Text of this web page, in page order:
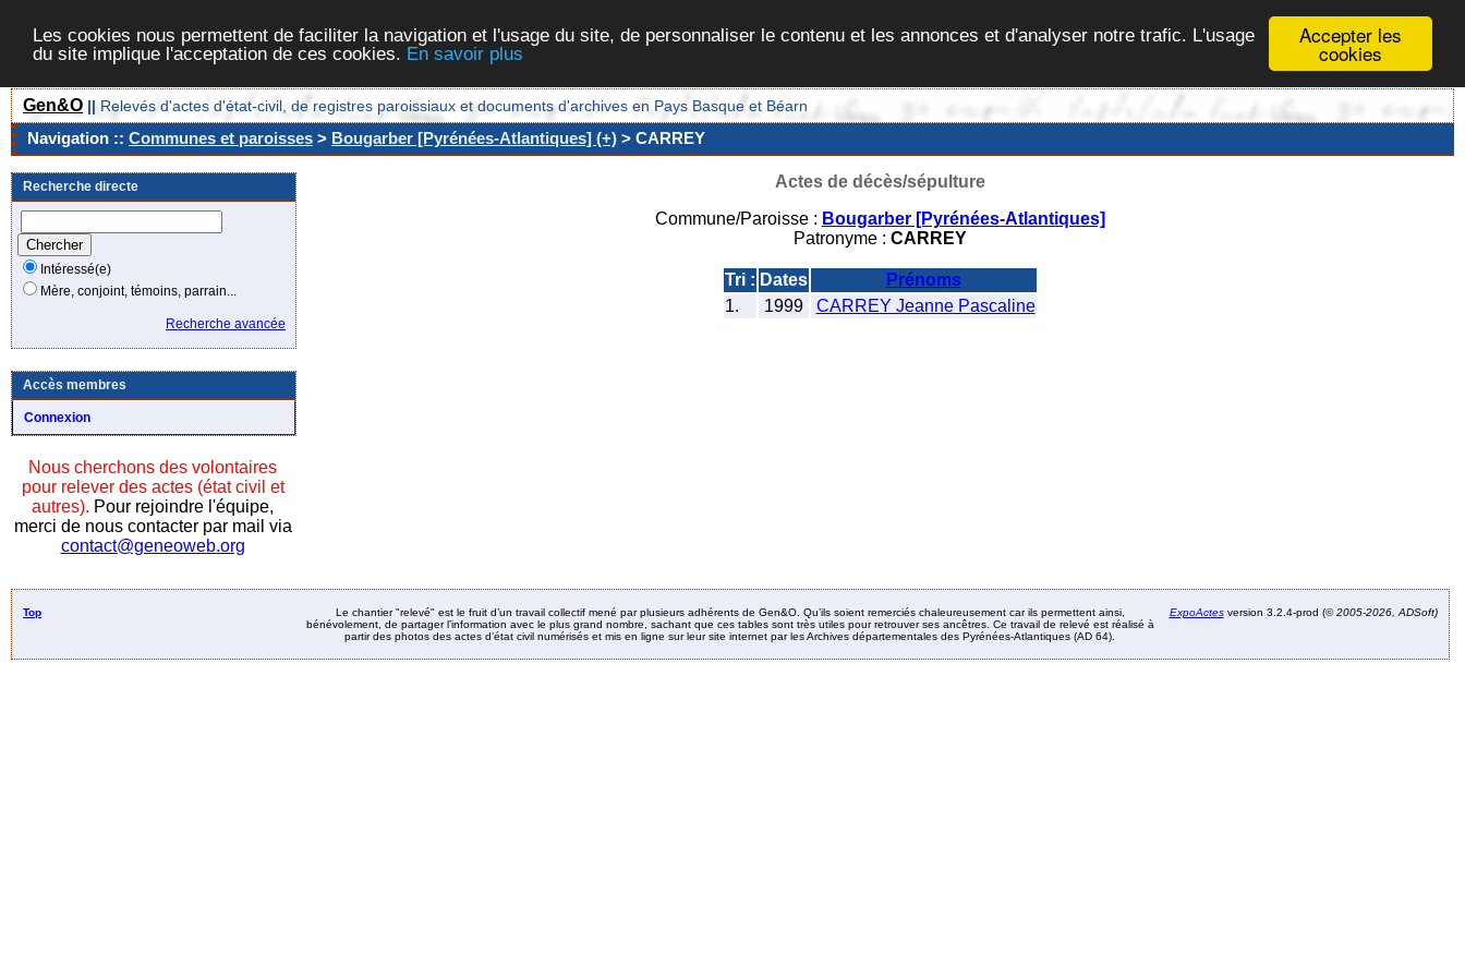
Accepter les
cookies
Les cookies nous permettent de faciliter la navigation et l'usage du site, de personnaliser le contenu et les annonces et d'analyser notre trafic. L'usage
du site implique l'acceptation de ces cookies. En savoir plus
Gen&O || Relevés d'actes d'état-civil, de registres paroissiaux et documents d'archives en Pays Basque et Béarn
Navigation :: Communes et paroisses > Bougarber [Pyrénées-Atlantiques] (+) > CARREY
Recherche directe
Intéressé(e)
Mère, conjoint, témoins, parrain...
Recherche avancée
Accès membres
Connexion
Nous cherchons des volontaires
pour relever des actes (état civil et
autres). Pour rejoindre l'équipe,
merci de nous contacter par mail via
contact@geneoweb.org
Actes de décès/sépulture
Commune/Paroisse : Bougarber [Pyrénées-Atlantiques]
Patronyme : CARREY
Tri : Dates
Prénoms
1.
1999 CARREY Jeanne Pascaline
Top
Le chantier "relevé" est le fruit d’un travail collectif mené par plusieurs adhérents de Gen&O. Qu’ils soient remerciés chaleureusement car ils permettent ainsi,
bénévolement, de partager l’information avec le plus grand nombre, sachant que ces tables sont très utiles pour retrouver ses ancêtres. Ce travail de relevé est réalisé à
partir des photos des actes d’état civil numérisés et mis en ligne sur leur site internet par les Archives départementales des Pyrénées-Atlantiques (AD 64).
ExpoActesversion 3.2.4-prod (©2005-2026, ADSoft)